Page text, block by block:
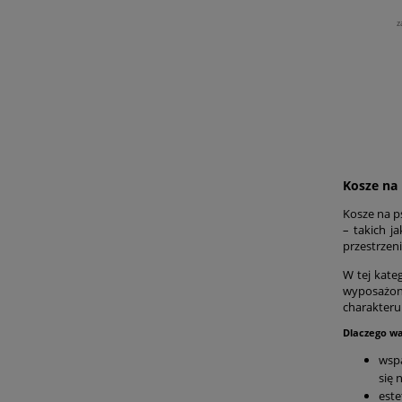
Kosze
Kosze na
– takich
W tej
Dlaczego
się